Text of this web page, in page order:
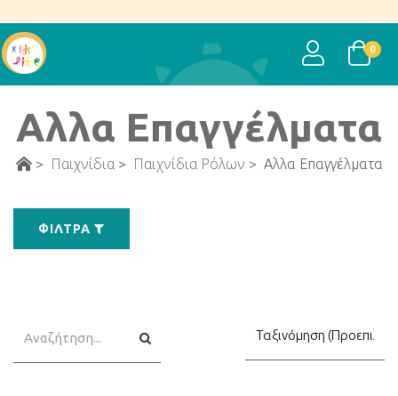
USER 0
Αλλα Επαγγέλματα
> Παιχνίδια > Παιχνίδια Ρόλων > Αλλα Επαγγέλματα
ΦΊΛΤΡΑ
Αναζήτηση